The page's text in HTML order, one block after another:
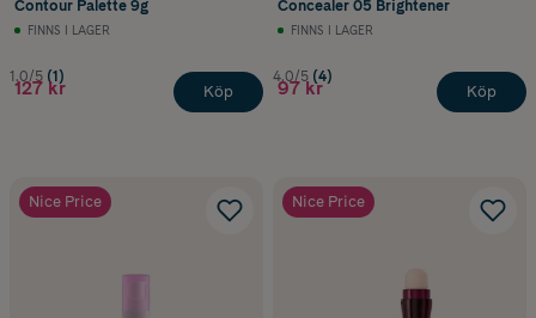
Contour Palette 9g
FINNS I LAGER
1.0/5 (1)
127 kr Köp
Concealer 05 Brightener
FINNS I LAGER
4.0/5 (4)
97 kr Köp
Nice Price Nice Price